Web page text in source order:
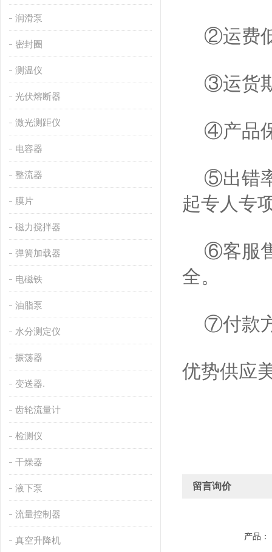
润滑泵
密封圈
测温仪
光伏熔断器
激光测距仪
电容器
整流器
膜片
磁力搅拌器
弹簧加载器
电磁铁
油脂泵
水分测定仪
振荡器
变送器.
齿轮流量计
检测仪
干燥器
液下泵
流量控制器
真空升降机
②运费低
③运货期
④产品
⑤出错率
起专人专
⑥客服售
全。
⑦付款
优势供应
留言询价
产品：